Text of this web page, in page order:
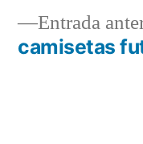
entradas
Entrada
camisetas